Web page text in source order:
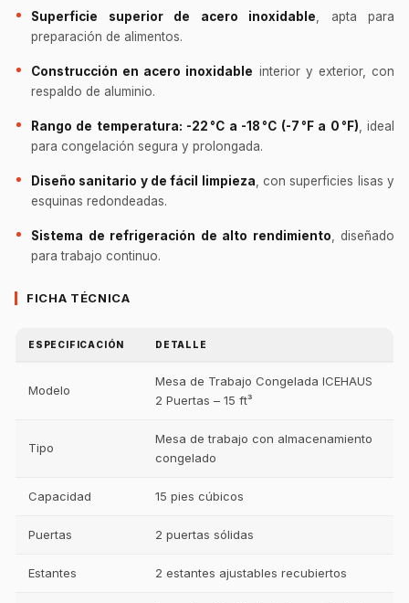
Superficie superior de acero inoxidable, apta para
preparación de alimentos.
Construcción en acero inoxidable interior y exterior, con
respaldo de aluminio.
Rango de temperatura: -22 °C a -18 °C (-7 °F a 0 °F), ideal
para congelación segura y prolongada.
Diseño sanitario y de fácil limpieza, con superficies lisas y
esquinas redondeadas.
Sistema de refrigeración de alto rendimiento, diseñado
para trabajo continuo.
FICHA TÉCNICA
ESPECIFICACIÓN DETALLE
Modelo
Mesa de Trabajo Congelada ICEHAUS
2 Puertas – 15 ft³
Tipo
Mesa de trabajo con almacenamiento
congelado
Capacidad 15 pies cúbicos
Puertas 2 puertas sólidas
Estantes 2 estantes ajustables recubiertos